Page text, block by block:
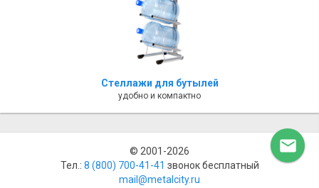
Стеллажи для бутылей
удобно и компактно
© 2001-2026
Тел.: 8 (800) ‎700-41-41 звонок бесплатный
mail@metalcity.ru
